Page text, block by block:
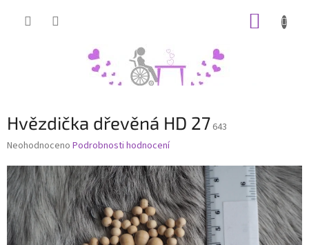
Hvězdička dřevěná HD 27 643
Průměrné
produktu
je
0,0
z
5
hvězdiček.
Neohodnoceno Podrobnosti hodnocení